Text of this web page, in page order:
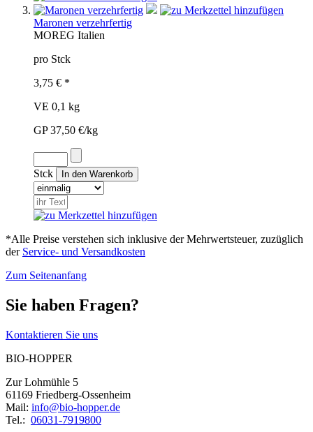
Maronen verzehrfertig
MOREG Italien
pro Stck
3,75 € *
VE 0,1 kg
GP 37,50 €/kg
Stck
*Alle Preise verstehen sich inklusive der Mehrwertsteuer, zuzüglich
der Service- und Versandkosten
Zum Seitenanfang
Sie haben Fragen?
Kontaktieren Sie uns
BIO-HOPPER
Zur Lohmühle 5
61169 Friedberg-Ossenheim
Mail: info@bio-hopper.de
Tel.: 06031-7919800